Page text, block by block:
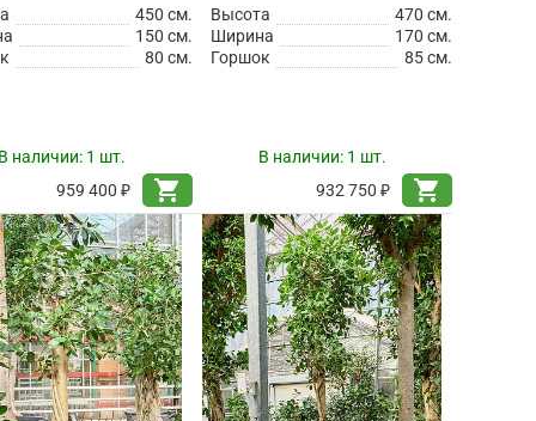
450 см.
150 см.
80 см.
наличии: 1 шт.
959 400 ₽
shopping_cart
Высота
470 см.
Ширина
170 см.
Горшок
85 см.
В наличии: 1 шт.
932 750 ₽
shopping_cart